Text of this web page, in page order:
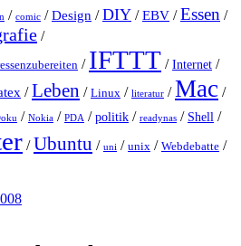
/ comic /Design /DIY /EBV /Essen /
/
/ IFTTT /Internet /
/Leben / Linux / literatur /Mac /
/ Nokia / PDA /politik / readynas / Shell /
/Ubuntu / uni / unix / Webdebatte /